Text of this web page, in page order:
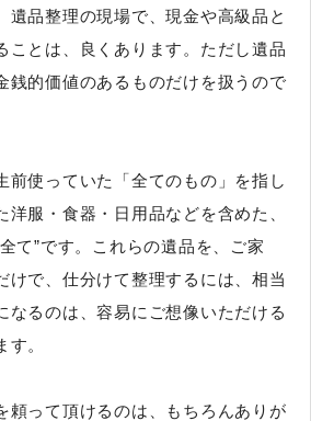
遺品整理の現場で、現金や高級品と
ことは、良くあります。ただし遺品
銭的価値のあるものだけを扱うので
前使っていた「全てのもの」を指し
洋服・食器・日用品などを含めた、
て”です。これらの遺品を、ご家
けで、仕分けて整理するには、相当
なるのは、容易にご想像いただける
。
頼って頂けるのは、もちろんありが